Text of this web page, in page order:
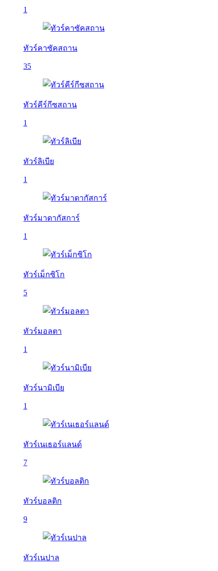
1
ทัวร์คาซัคสถาน
35
ทัวร์คีร์กีซสถาน
1
ทัวร์ลิเบีย
1
ทัวร์มาดากัสการ์
1
ทัวร์เม็กซิโก
5
ทัวร์มอลตา
1
ทัวร์นามิเบีย
1
ทัวร์เนเธอร์แลนด์
7
ทัวร์บอลติก
9
ทัวร์เนปาล